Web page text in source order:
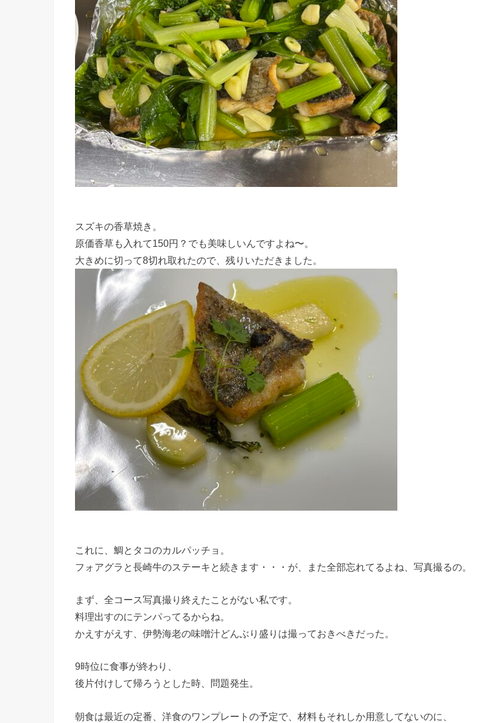
スズキの香草焼き。
原価香草も入れて150円？でも美味しいんですよね〜。
大きめに切って8切れ取れたので、残りいただきました。
これに、鯛とタコのカルパッチョ。
フォアグラと長崎牛のステーキと続きます・・・が、また全部忘れてるよね、写真撮るの。
まず、全コース写真撮り終えたことがない私です。
料理出すのにテンパってるからね。
かえすがえす、伊勢海老の味噌汁どんぶり盛りは撮っておきべきだった。
9時位に食事が終わり、
後片付けして帰ろうとした時、問題発生。
朝食は最近の定番、洋食のワンプレートの予定で、材料もそれしか用意してないのに、